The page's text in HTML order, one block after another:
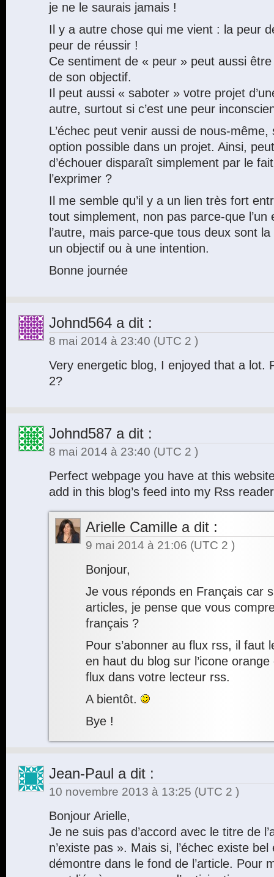
je ne le saurais jamais !
Il y a autre chose qui me vient : la peur
peur de réussir !
Ce sentiment de « peur » peut aussi
de son objectif.
Il peut aussi « saboter » votre projet
autre, surtout si c’est une peur
L’échec peut venir aussi de nous-même,
option possible dans un projet. Ainsi,
d’échouer disparaît simplement par le
l’exprimer ?
Il me semble qu’il y a un lien très fort
tout simplement, non pas parce-que l’un
l’autre, mais parce-que tous deux sont
un objectif ou à une intention.
Bonne journée
Johnd564 a dit :
8 mai 2014 à 23:40 (UTC 2 )
Very energetic blog, I enjoyed that a lot.
2?
Johnd587 a dit :
8 mai 2014 à 23:40 (UTC 2 )
Perfect webpage you have at this
add in this blog’s feed into my Rss
Arielle Camille a dit :
9 mai 2014 à 21:06 (UTC 2 )
Bonjour,
Je vous réponds en Français car
articles, je pense que vous
français ?
Pour s’abonner au flux rss, il faut
en haut du blog sur l’icone
flux dans votre lecteur rss.
A bientôt.
Bye !
Jean-Paul a dit :
10 novembre 2013 à 13:25 (UTC 2 )
Bonjour Arielle,
Je ne suis pas d’accord avec le titre de
n’existe pas ». Mais si, l’échec existe
démontre dans le fond de l’article. Pour